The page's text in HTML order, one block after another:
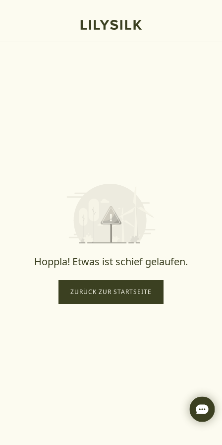
Hoppla! Etwas ist schief gelaufen.
ZURÜCK ZUR STARTSEITE